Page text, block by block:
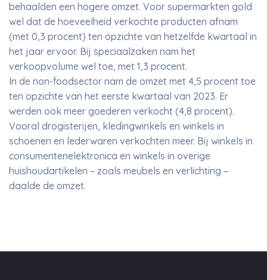
behaalden een hogere omzet. Voor supermarkten gold
wel dat de hoeveelheid verkochte producten afnam
(met 0,3 procent) ten opzichte van hetzelfde kwartaal in
het jaar ervoor. Bij speciaalzaken nam het
verkoopvolume wel toe, met 1,3 procent.
In de non-foodsector nam de omzet met 4,5 procent toe
ten opzichte van het eerste kwartaal van 2023. Er
werden ook meer goederen verkocht (4,8 procent).
Vooral drogisterijen, kledingwinkels en winkels in
schoenen en lederwaren verkochten meer. Bij winkels in
consumentenelektronica en winkels in overige
huishoudartikelen – zoals meubels en verlichting –
daalde de omzet.